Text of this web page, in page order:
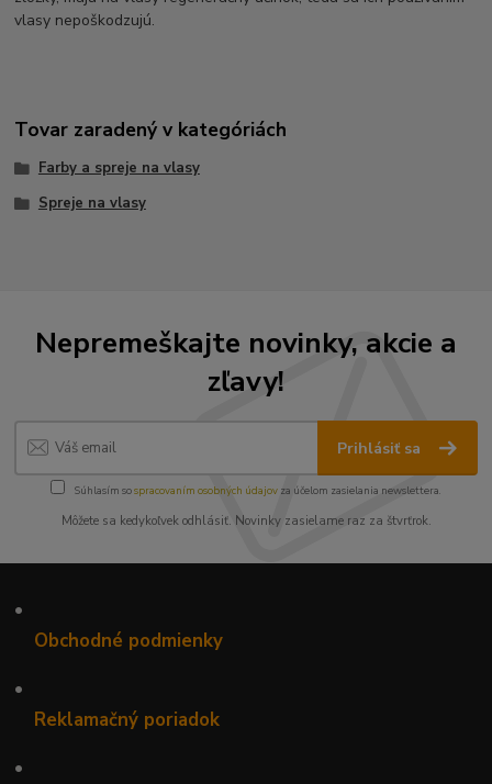
vlasy nepoškodzujú.
Tovar zaradený v kategóriách
Farby a spreje na vlasy
Spreje na vlasy
Nepremeškajte novinky, akcie a
zľavy!
Prihlásiť sa
Súhlasím sospracovaním osobných údajov za účelom zasielania newslettera.
Môžete sa kedykoľvek odhlásiť. Novinky zasielame raz za štvrťrok.
•
Obchodné podmienky
•
Reklamačný poriadok
•